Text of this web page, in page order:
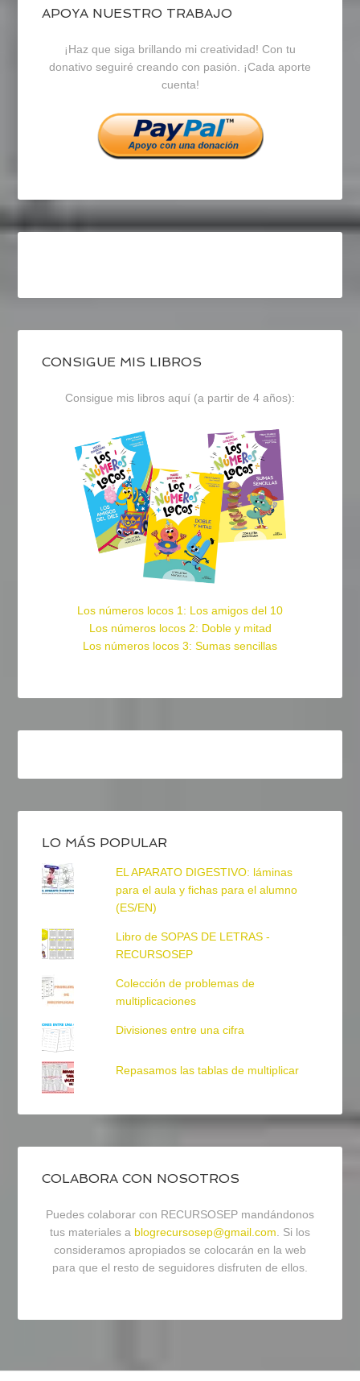
blogrecursosep
en
Facebook
recursosep
en
Twitter
recursosep
en
Instagram
APOYA NUESTRO TRABAJO
¡Haz que siga brillando mi creatividad! Con tu
donativo seguiré creando con pasión. ¡Cada aporte
cuenta!
CONSIGUE MIS LIBROS
Consigue mis libros aquí (a partir de 4 años):
Los números locos 1: Los amigos del 10
Los números locos 2: Doble y mitad
Los números locos 3: Sumas sencillas
LO MÁS POPULAR
EL APARATO DIGESTIVO: láminas
para el aula y fichas para el alumno
(ES/EN)
Libro de SOPAS DE LETRAS -
RECURSOSEP
Colección de problemas de
multiplicaciones
Divisiones entre una cifra
Repasamos las tablas de multiplicar
COLABORA CON NOSOTROS
Puedes colaborar con RECURSOSEP mandándonos
tus materiales a blogrecursosep@gmail.com. Si los
consideramos apropiados se colocarán en la web
para que el resto de seguidores disfruten de ellos.